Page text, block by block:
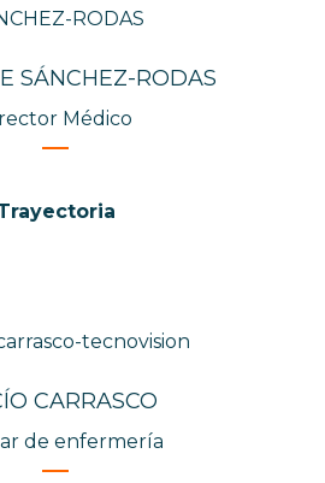
SÁNCHEZ-RODAS
Médico
CARRASCO
de enfermería